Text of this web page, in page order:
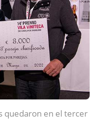
quedaron en el tercer